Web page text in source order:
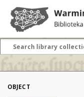
OBJECT